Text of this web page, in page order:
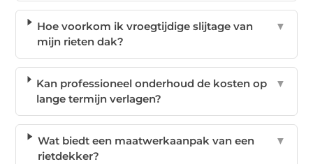
Hoe voorkom ik vroegtijdige slijtage van
mijn rieten dak?
▼
Kan professioneel onderhoud de kosten op
lange termijn verlagen?
▼
Wat biedt een maatwerkaanpak van een
rietdekker?
▼